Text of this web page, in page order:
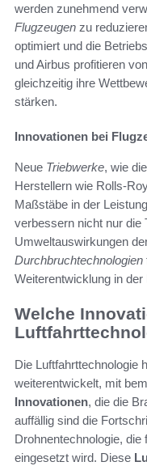
werden zunehmend
Flugzeugen zu
optimiert und die
und Airbus profitieren
gleichzeitig ihre
stärken.
Innovationen bei
Neue Triebwerke, wie
Herstellern wie Rolls-
Maßstäbe in der
verbessern nicht nur die
Umweltauswirkungen
Durchbruchtechnologien
Weiterentwicklung in der
Welche
Die Luftfahrttechnologie
weiterentwickelt, mit
Innovationen, die die
auffällig sind die
Drohnentechnologie,
eingesetzt wird. Diese